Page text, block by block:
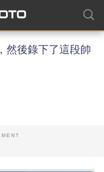
然後錄下了這段帥